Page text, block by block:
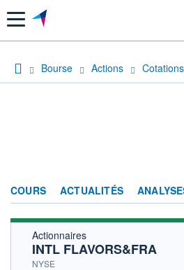
Menu
Bourse Actions Cotations
COURS ACTUALITÉS
Actionnaires
INTL FLAVORS&FRA
NYSE